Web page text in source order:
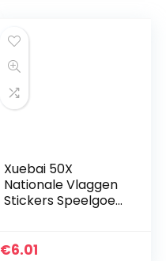
Xuebai 50X
Nationale Vlaggen
Stickers Speelgoed
Scrapbooking
€6.01